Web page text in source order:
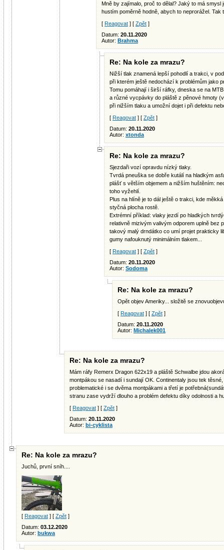
Mně by zajímalo, proč to dělal? Jaký to má
hustím poměrně hodně, abych to neprorážel. Tak
[ Reagovat ] [ Zpět ]
Datum: 20.11.2020
Autor: Brahma
Re: Na kole za mrazu?
Nižší tlak znamená lepší pohodlí a trakci, v
při kterém ještě nedochází k problémům jako
Tomu pomáhají i širší ráfky, dneska se na
a různé vycpávky do pláště z pěnové hmoty
při nižším tlaku a umožní dojet i při defektu
[ Reagovat ] [ Zpět ]
Datum: 20.11.2020
Autor: xtonda
Re: Na kole za mrazu?
Sjezdaři vozí opravdu nízký tlaky.
Tvrdá pneuška se dobře kutálí na hladkým
plášť s větším objemem a nižším huštěním:
toho vyžehlí.
Plus na hlíně je to dál ještě o trakci, kde
styčná plocha rostě.
Extrémní příklad: vlaky jezdí po hladkých
relativně mizivým valivým odporem uplně bez
takový malý drndátko co umí projet prakticky
gumy nafouknutý minimálním tlakem...
[ Reagovat ] [ Zpět ]
Datum: 20.11.2020
Autor: Sodoma
Re: Na kole za mrazu?
Opět objev Ameriky... složitě se
[ Reagovat ] [ Zpět ]
Datum: 20.11.2020
Autor: Michalek001
Re: Na kole za mrazu?
Mám ráfy Remerx Dragon 622x19 a pláště Schwalbe jdou
montpákou se nasadí i sundají OK. Continentaly jsou tek
problematické i se dvěma montpákami a třetí je
stranu zase vydrží dlouho a problém defektu díky odolnosti a
[ Reagovat ] [ Zpět ]
Datum: 20.11.2020
Autor: bi-cyklista
Re: Na kole za mrazu?
Juchů, první sníh....
[ Reagovat ] [ Zpět ]
Datum: 03.12.2020
Autor: bukwa